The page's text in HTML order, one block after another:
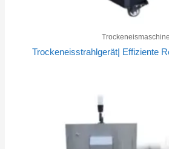
Trockeneismaschine
Trockeneisstrahlgerät| Effiziente